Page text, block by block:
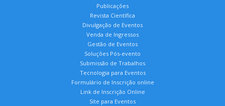
Publicações
Revista Científica
Divulgação de Eventos
Venda de Ingressos
Gestão de Eventos
Soluções Pós-evento
Submissão de Trabalhos
Tecnologia para Eventos
Formulário de Inscrição online
Link de Inscrição Online
Site para Eventos